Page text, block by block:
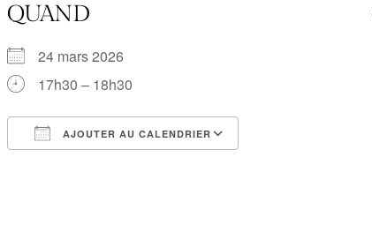
QUAND
24 mars 2026
17h30 – 18h30
AJOUTER AU CALENDRIER